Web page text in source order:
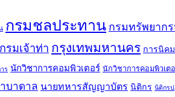
กรมชลประทาน กรมทรัพยาก
กรมเจ้าท่า กรุงเทพมหานคร การนิค
ร นักวิชาการคอมพิวเตอร์ นักวิชาการคอมพิวเต
บาดาล นายทหารสัญญาบัตร นิติกร นิติกร